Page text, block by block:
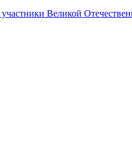
Великой